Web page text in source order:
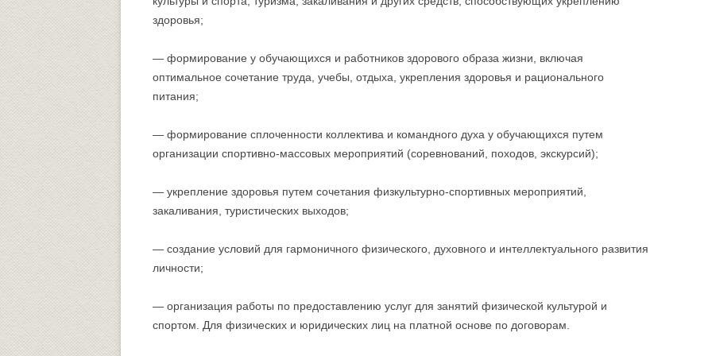
здоровья;
— формирование у обучающихся и работников здорового образа жизни, включая
оптимальное сочетание труда, учебы, отдыха, укрепления здоровья и рационального
питания;
— формирование сплоченности коллектива и командного духа у обучающихся путем
организации спортивно-массовых мероприятий (соревнований, походов, экскурсий);
— укрепление здоровья путем сочетания физкультурно-спортивных мероприятий,
закаливания, туристических выходов;
— создание условий для гармоничного физического, духовного и интеллектуального развития
личности;
— организация работы по предоставлению услуг для занятий физической культурой и
спортом. Для физических и юридических лиц на платной основе по договорам.